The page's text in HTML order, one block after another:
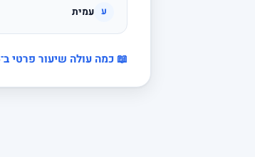
ע עמית
📖 כמה עולה שיעור פרטי ב־2026?